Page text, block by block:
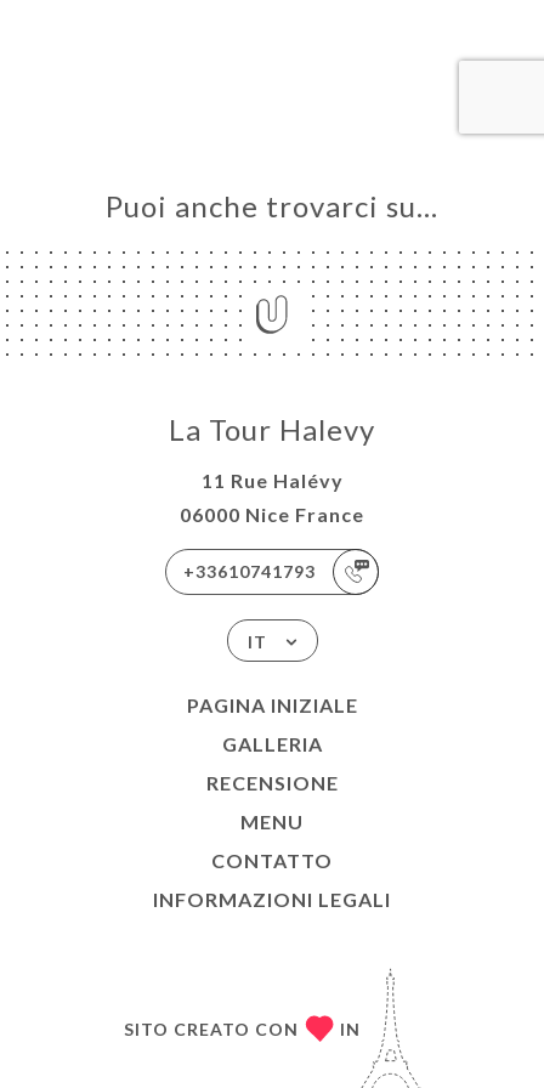
Puoi anche trovarci su…
La Tour Halevy
11 Rue Halévy
06000 Nice France
+33610741793
IT
PAGINA INIZIALE
GALLERIA
RECENSIONE
MENU
CONTATTO
INFORMAZIONI LEGALI
SITO CREATO CON IN